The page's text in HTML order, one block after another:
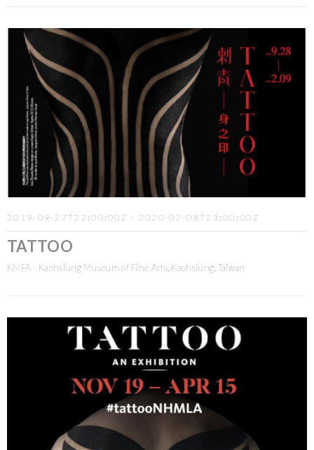
2019-09-27T22:00:00Z - 2020-02-08T23:00:00Z
TATTOO
KMFA - Kaohsiung Museum of Fine Arts, Kaohsiung, Taïwan